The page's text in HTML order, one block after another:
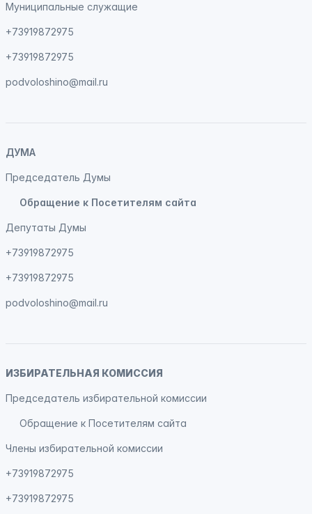
Муниципальные служащие
+73919872975
+73919872975
podvoloshino@mail.ru
ДУМА
Председатель Думы
Обращение к Посетителям сайта
Депутаты Думы
+73919872975
+73919872975
podvoloshino@mail.ru
ИЗБИРАТЕЛЬНАЯ КОМИССИЯ
Председатель избирательной комиссии
Обращение к Посетителям сайта
Члены избирательной комиссии
+73919872975
+73919872975